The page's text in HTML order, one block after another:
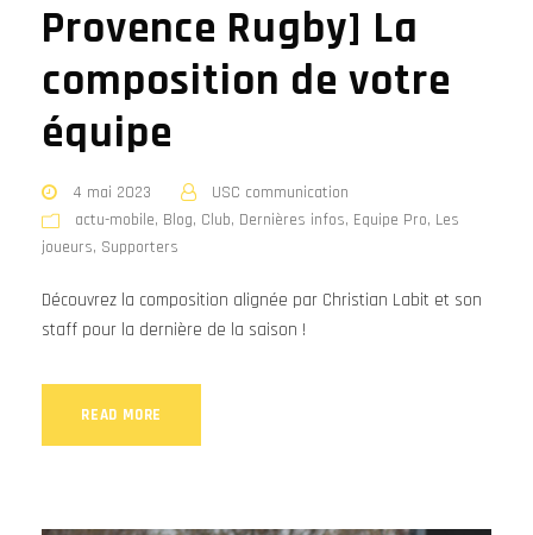
Provence Rugby] La
composition de votre
équipe
4 mai 2023
USC communication
actu-mobile, Blog, Club, Dernières infos, Equipe Pro, Les
joueurs, Supporters
Découvrez la composition alignée par Christian Labit et son
staff pour la dernière de la saison !
READ MORE